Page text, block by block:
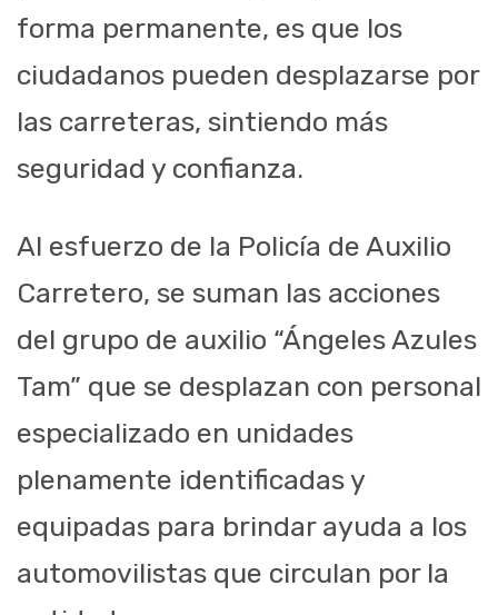
forma permanente, es que los
ciudadanos pueden desplazarse por
las carreteras, sintiendo más
seguridad y confianza.
Al esfuerzo de la Policía de Auxilio
Carretero, se suman las acciones
del grupo de auxilio “Ángeles Azules
Tam” que se desplazan con personal
especializado en unidades
plenamente identificadas y
equipadas para brindar ayuda a los
automovilistas que circulan por la